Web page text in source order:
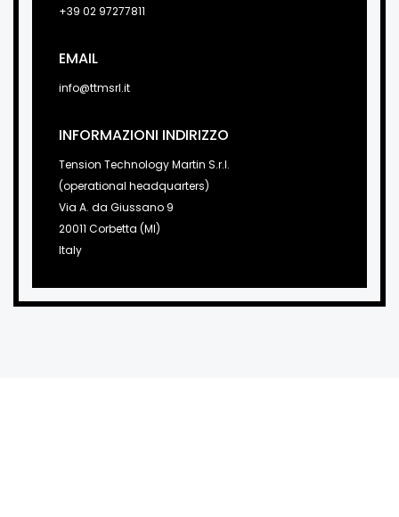
+39 02 97277811
EMAIL
info@ttmsrl.it
INFORMAZIONI INDIRIZZO
Tension Technology Martin S.r.l.
(operational headquarters)
Via A. da Giussano 9
20011 Corbetta (MI)
Italy